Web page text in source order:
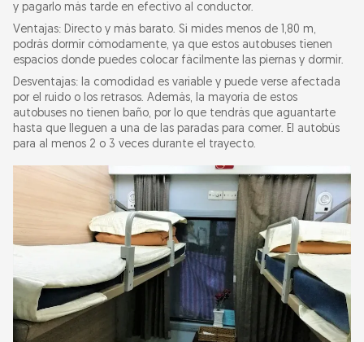
y pagarlo más tarde en efectivo al conductor.
Ventajas: Directo y más barato. Si mides menos de 1,80 m,
podrás dormir cómodamente, ya que estos autobuses tienen
espacios donde puedes colocar fácilmente las piernas y dormir.
Desventajas: la comodidad es variable y puede verse afectada
por el ruido o los retrasos. Además, la mayoría de estos
autobuses no tienen baño, por lo que tendrás que aguantarte
hasta que lleguen a una de las paradas para comer. El autobús
para al menos 2 o 3 veces durante el trayecto.